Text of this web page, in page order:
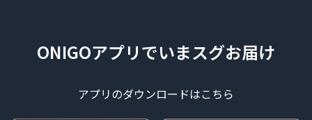
ONIGOアプリでいまスグお届け
アプリのダウンロードはこちら